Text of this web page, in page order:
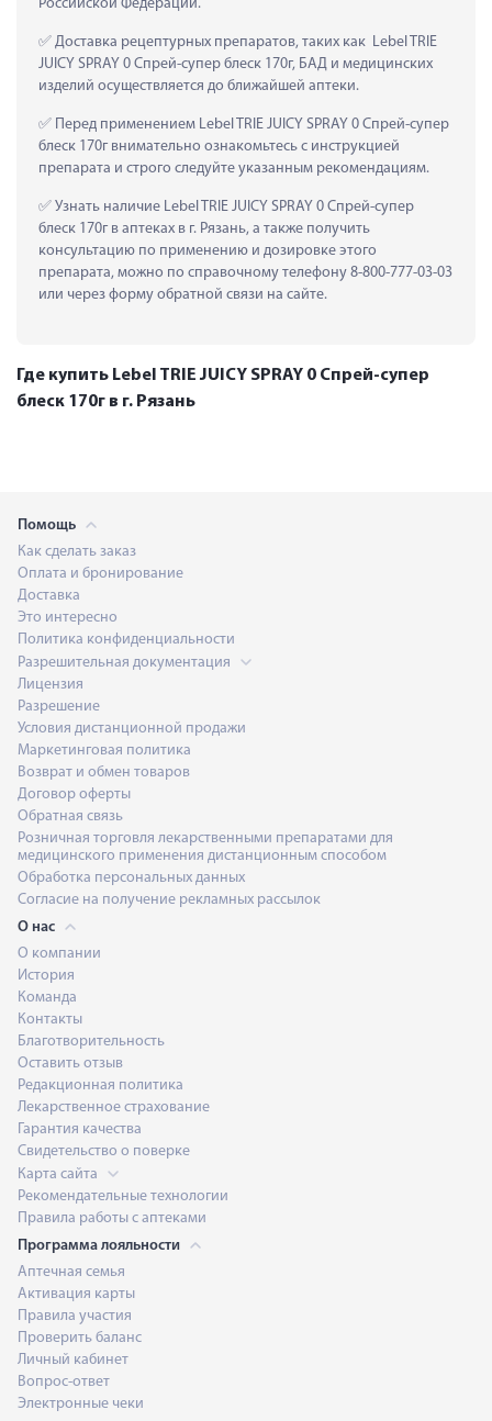
Российской Федерации.
Доставка рецептурных препаратов, таких как  Lebel TRIE
JUICY SPRAY 0 Спрей-супер блеск 170г, БАД и медицинских
изделий осуществляется до ближайшей аптеки.
Перед применением Lebel TRIE JUICY SPRAY 0 Спрей-супер
блеск 170г внимательно ознакомьтесь с инструкцией
препарата и строго следуйте указанным рекомендациям.
Узнать наличие Lebel TRIE JUICY SPRAY 0 Спрей-супер
блеск 170г в аптеках в г. Рязань, а также получить
консультацию по применению и дозировке этого
препарата, можно по справочному телефону 8-800-777-03-03
или через форму обратной связи на сайте.
Где купить Lebel TRIE JUICY SPRAY 0 Спрей-супер
блеск 170г в г. Рязань
Помощь
Как сделать заказ
Оплата и бронирование
Доставка
Это интересно
Политика конфиденциальности
Разрешительная документация
Лицензия
Разрешение
Условия дистанционной продажи
Маркетинговая политика
Возврат и обмен товаров
Договор оферты
Обратная связь
Розничная торговля лекарственными препаратами для
медицинского применения дистанционным способом
Обработка персональных данных
Согласие на получение рекламных рассылок
О нас
О компании
История
Команда
Контакты
Благотворительность
Оставить отзыв
Редакционная политика
Лекарственное страхование
Гарантия качества
Свидетельство о поверке
Карта сайта
Рекомендательные технологии
Правила работы с аптеками
Программа лояльности
Аптечная семья
Активация карты
Правила участия
Проверить баланс
Личный кабинет
Вопрос-ответ
Электронные чеки